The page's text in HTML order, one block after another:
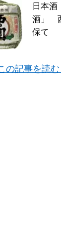
日本酒
酒」
保て
の記事を読